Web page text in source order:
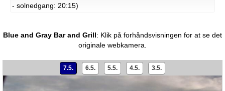
- solnedgang: 20:15)
Blue and Gray Bar and Grill: Klik på forhåndsvisningen for at se det
originale webkamera.
7.5. 6.5. 5.5. 4.5. 3.5.